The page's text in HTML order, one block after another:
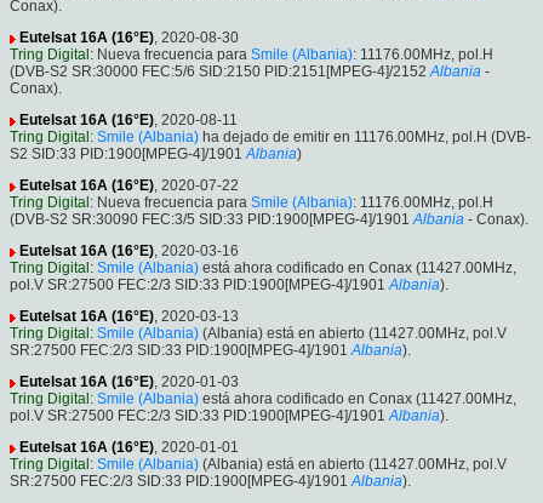
Conax).
Eutelsat 16A (16°E), 2020-08-30
Tring Digital : Nueva frecuencia para Smile (Albania): 11176.00MHz, pol.H
(DVB-S2 SR:30000 FEC:5/6 SID:2150 PID:2151[MPEG-4]/2152 Albania -
Conax).
Eutelsat 16A (16°E), 2020-08-11
Tring Digital : Smile (Albania) ha dejado de emitir en 11176.00MHz, pol.H (DVB-
S2 SID:33 PID:1900[MPEG-4]/1901 Albania)
Eutelsat 16A (16°E), 2020-07-22
Tring Digital : Nueva frecuencia para Smile (Albania): 11176.00MHz, pol.H
(DVB-S2 SR:30090 FEC:3/5 SID:33 PID:1900[MPEG-4]/1901 Albania - Conax).
Eutelsat 16A (16°E), 2020-03-16
Tring Digital : Smile (Albania) está ahora codificado en Conax (11427.00MHz,
pol.V SR:27500 FEC:2/3 SID:33 PID:1900[MPEG-4]/1901 Albania).
Eutelsat 16A (16°E), 2020-03-13
Tring Digital : Smile (Albania) (Albania) está en abierto (11427.00MHz, pol.V
SR:27500 FEC:2/3 SID:33 PID:1900[MPEG-4]/1901 Albania).
Eutelsat 16A (16°E), 2020-01-03
Tring Digital : Smile (Albania) está ahora codificado en Conax (11427.00MHz,
pol.V SR:27500 FEC:2/3 SID:33 PID:1900[MPEG-4]/1901 Albania).
Eutelsat 16A (16°E), 2020-01-01
Tring Digital : Smile (Albania) (Albania) está en abierto (11427.00MHz, pol.V
SR:27500 FEC:2/3 SID:33 PID:1900[MPEG-4]/1901 Albania).